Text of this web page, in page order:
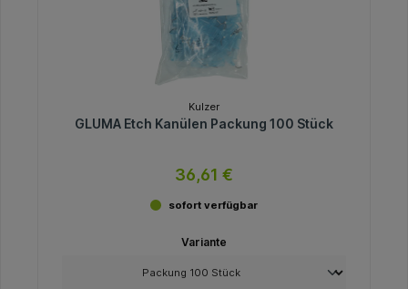
Kulzer
GLUMA Etch Kanülen Packung 100 Stück
36,61 €
sofort verfügbar
Variante